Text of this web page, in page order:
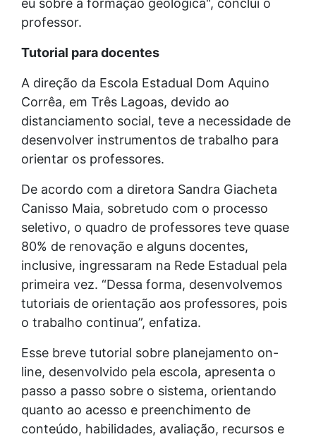
professor.
Tutorial para docentes
A direção da Escola Estadual Dom Aquino
Corrêa, em Três Lagoas, devido ao
distanciamento social, teve a necessidade de
desenvolver instrumentos de trabalho para
orientar os professores.
De acordo com a diretora Sandra Giacheta
Canisso Maia, sobretudo com o processo
seletivo, o quadro de professores teve quase
80% de renovação e alguns docentes,
inclusive, ingressaram na Rede Estadual pela
primeira vez. “Dessa forma, desenvolvemos
tutoriais de orientação aos professores, pois
o trabalho continua”, enfatiza.
Esse breve tutorial sobre planejamento on-
line, desenvolvido pela escola, apresenta o
passo a passo sobre o sistema, orientando
quanto ao acesso e preenchimento de
conteúdo, habilidades, avaliação, recursos e